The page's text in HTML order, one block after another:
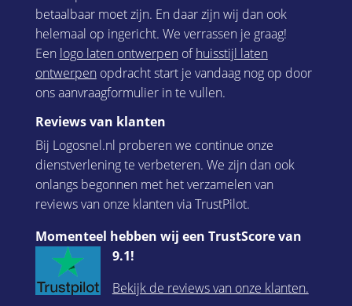
betaalbaar moet zijn. En daar zijn wij dan ook
helemaal op ingericht. We verrassen je graag!
Een logo laten ontwerpenofhuisstijl laten
ontwerpenopdracht start je vandaag nog op door
ons aanvraagformulier in te vullen.
Reviews van klanten
Bij Logosnel.nl proberen we continue onze
dienstverlening te verbeteren. We zijn dan ook
onlangs begonnen met het verzamelen van
reviews van onze klanten via TrustPilot.
Momenteel hebben wij een TrustScore van
9.1!
Bekijk de reviews van onze klanten.